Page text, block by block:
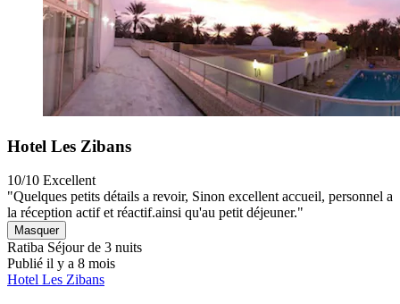
Hotel Les Zibans
10/10 Excellent
"Quelques petits détails a revoir, Sinon excellent accueil, personnel a
la réception actif et réactif.ainsi qu'au petit déjeuner."
Masquer
Ratiba Séjour de 3 nuits
Publié il y a 8 mois
Hotel Les Zibans